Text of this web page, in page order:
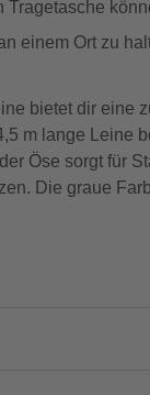
Tragetasche
einem Ort zu
bietet dir eine
m lange Leine
Öse sorgt für
Die graue